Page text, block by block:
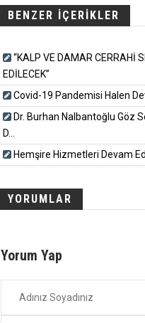
BENZER İÇERİKLER
“KALP VE DAMAR CERRAHİ
EDİLECEK”
Covid-19 Pandemisi Halen
Dr. Burhan Nalbantoğlu Göz
D...
Hemşire Hizmetleri Devam
YORUMLAR
Yorum Yap